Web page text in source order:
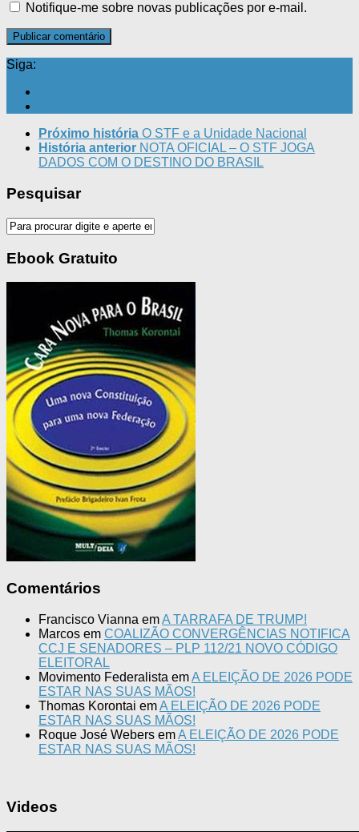
Notifique-me sobre novas publicações por e-mail.
Siga:
Próximo história O STF e a Unidade Nacional
História anterior NOTA OFICIAL – O STF JOGA
DADOS COM O DESTINO DO BRASIL
Pesquisar
Ebook Gratuito
Comentários
Francisco Vianna emA TARRAFA DE TRUMP!
Marcos em COALIZÃO CONVERGÊNCIAS NOTIFICA
CCJ E SENADORES – PLP 112/21 NOVO CÓDIGO
ELEITORAL
Movimento Federalista emA ELEIÇÃO DE 2026 PODE
ESTAR NAS SUAS MÃOS!
Thomas Korontai emA ELEIÇÃO DE 2026 PODE
ESTAR NAS SUAS MÃOS!
Roque José Webers emA ELEIÇÃO DE 2026 PODE
ESTAR NAS SUAS MÃOS!
Videos